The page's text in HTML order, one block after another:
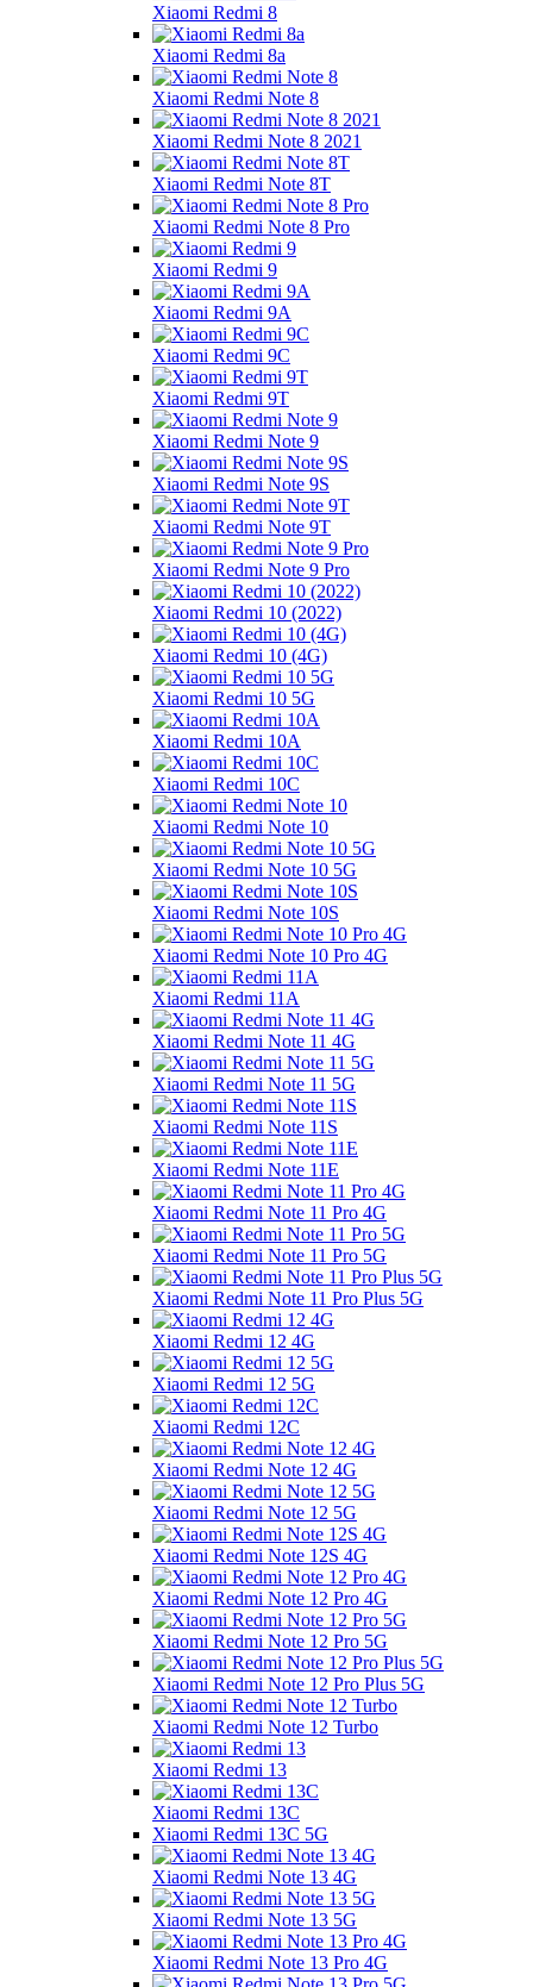
Xiaomi Redmi 8
Xiaomi Redmi 8a
Xiaomi Redmi Note 8
Xiaomi Redmi Note 8 2021
Xiaomi Redmi Note 8T
Xiaomi Redmi Note 8 Pro
Xiaomi Redmi 9
Xiaomi Redmi 9A
Xiaomi Redmi 9C
Xiaomi Redmi 9T
Xiaomi Redmi Note 9
Xiaomi Redmi Note 9S
Xiaomi Redmi Note 9T
Xiaomi Redmi Note 9 Pro
Xiaomi Redmi 10 (2022)
Xiaomi Redmi 10 (4G)
Xiaomi Redmi 10 5G
Xiaomi Redmi 10A
Xiaomi Redmi 10C
Xiaomi Redmi Note 10
Xiaomi Redmi Note 10 5G
Xiaomi Redmi Note 10S
Xiaomi Redmi Note 10 Pro 4G
Xiaomi Redmi 11A
Xiaomi Redmi Note 11 4G
Xiaomi Redmi Note 11 5G
Xiaomi Redmi Note 11S
Xiaomi Redmi Note 11E
Xiaomi Redmi Note 11 Pro 4G
Xiaomi Redmi Note 11 Pro 5G
Xiaomi Redmi Note 11 Pro Plus 5G
Xiaomi Redmi 12 4G
Xiaomi Redmi 12 5G
Xiaomi Redmi 12C
Xiaomi Redmi Note 12 4G
Xiaomi Redmi Note 12 5G
Xiaomi Redmi Note 12S 4G
Xiaomi Redmi Note 12 Pro 4G
Xiaomi Redmi Note 12 Pro 5G
Xiaomi Redmi Note 12 Pro Plus 5G
Xiaomi Redmi Note 12 Turbo
Xiaomi Redmi 13
Xiaomi Redmi 13C
Xiaomi Redmi 13C 5G
Xiaomi Redmi Note 13 4G
Xiaomi Redmi Note 13 5G
Xiaomi Redmi Note 13 Pro 4G